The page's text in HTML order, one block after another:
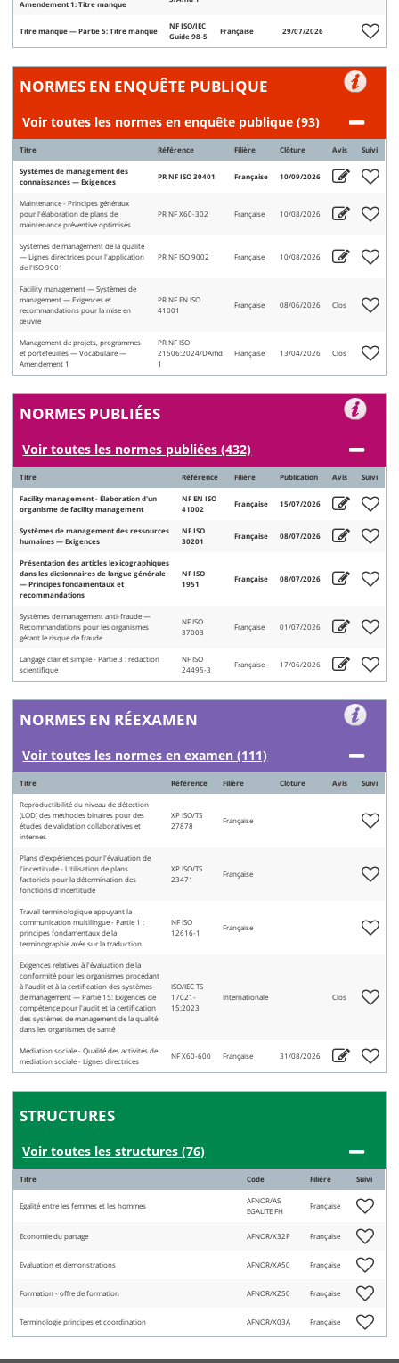
Amendement 1: Titre manque
Titre manque — Partie 5: Titre manque
NF ISO/IEC
Guide 98-5
Française 29/07/2026
NORMES EN ENQUÊTE PUBLIQUE
Voir toutes les normes en enquête publique (93)
Titre Référence Filière Clôture Avis Suivi
Systèmes de management des
connaissances — Exigences
PR NF ISO 30401 Française 10/09/2026
Maintenance - Principes généraux
pour l'élaboration de plans de
maintenance préventive optimisés
PR NF X60-302 Française 10/08/2026
Systèmes de management de la qualité
— Lignes directrices pour l'application
de l'ISO 9001
PR NF ISO 9002 Française 10/08/2026
Facility management — Systèmes de
management — Exigences et
recommandations pour la mise en
œuvre
PR NF EN ISO
41001
Française 08/06/2026 Clos
Management de projets, programmes
et portefeuilles — Vocabulaire —
Amendement 1
PR NF ISO
21506:2024/DAmd
1
Française 13/04/2026 Clos
NORMES PUBLIÉES
Voir toutes les normes publiées (432)
Titre Référence Filière Publication Avis Suivi
Facility management - Élaboration d'un
organisme de facility management
NF EN ISO
41002
Française 15/07/2026
Systèmes de management des ressources
humaines — Exigences
NF ISO
30201
Française 08/07/2026
Présentation des articles lexicographiques
dans les dictionnaires de langue générale
— Principes fondamentaux et
recommandations
NF ISO
1951
Française 08/07/2026
Systèmes de management anti-fraude —
Recommandations pour les organismes
gérant le risque de fraude
NF ISO
37003
Française 01/07/2026
Langage clair et simple - Partie 3 : rédaction
scientifique
NF ISO
24495-3
Française 17/06/2026
NORMES EN RÉEXAMEN
Voir toutes les normes en examen (111)
Titre Référence Filière Clôture Avis Suivi
Reproductibilité du niveau de détection
(LOD) des méthodes binaires pour des
études de validation collaboratives et
internes
XP ISO/TS
27878
Française
Plans d'expériences pour l'évaluation de
l'incertitude - Utilisation de plans
factoriels pour la détermination des
fonctions d'incertitude
XP ISO/TS
23471
Française
Travail terminologique appuyant la
communication multilingue - Partie 1 :
principes fondamentaux de la
terminographie axée sur la traduction
NF ISO
12616-1
Française
Exigences relatives à l'évaluation de la
conformité pour les organismes procédant
à l'audit et à la certification des systèmes
de management — Partie 15: Exigences de
compétence pour l'audit et la certification
des systèmes de management de la qualité
dans les organismes de santé
ISO/IEC TS
17021-
15:2023
Internationale Clos
Médiation sociale - Qualité des activités de
médiation sociale - Lignes directrices
NF X60-600 Française 31/08/2026
STRUCTURES
Voir toutes les structures (76)
Titre Code Filière Suivi
Egalité entre les femmes et les hommes
AFNOR/AS
EGALITE FH
Française
Economie du partage AFNOR/X32P Française
Evaluation et demonstrations AFNOR/XA50 Française
Formation - offre de formation AFNOR/XZ50 Française
Terminologie principes et coordination AFNOR/X03A Française